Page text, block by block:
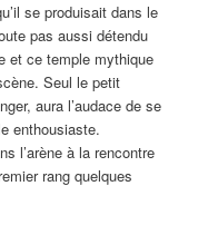
se produisait dans le
pas aussi détendu
et ce temple mythique
Seul le petit
aura l’audace de se
enthousiaste.
l’arène à la rencontre
rang quelques